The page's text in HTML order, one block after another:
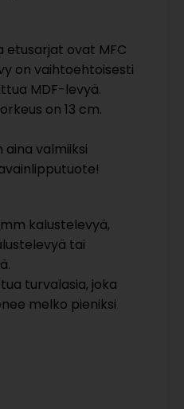
etusarjat ovat MFC
on vaihtoehtoisesti
MDF-levyä.
on 13 cm.
valmiiksi
kalustelevyä,
tai
turvalasia, joka
melko pieniksi